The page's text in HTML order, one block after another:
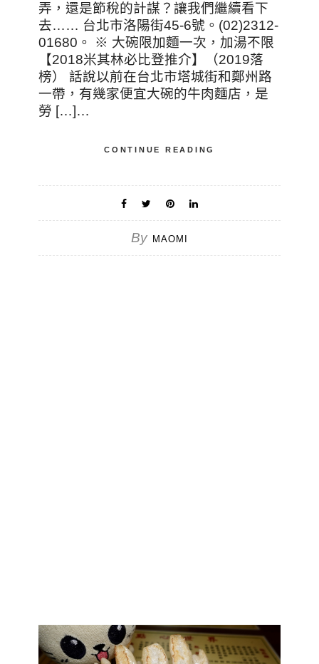
弄，還是節稅的計謀？讓我們繼續看下
去…… 台北市洛陽街45-6號。(02)2312-
01680。 ※ 大碗限加麵一次，加湯不限
【2018米其林必比登推介】（2019落
榜） 話說以前在台北市塔城街和鄭州路
一帶，有幾家便宜大碗的牛肉麵店，是
勞 […]…
CONTINUE READING
By MAOMI